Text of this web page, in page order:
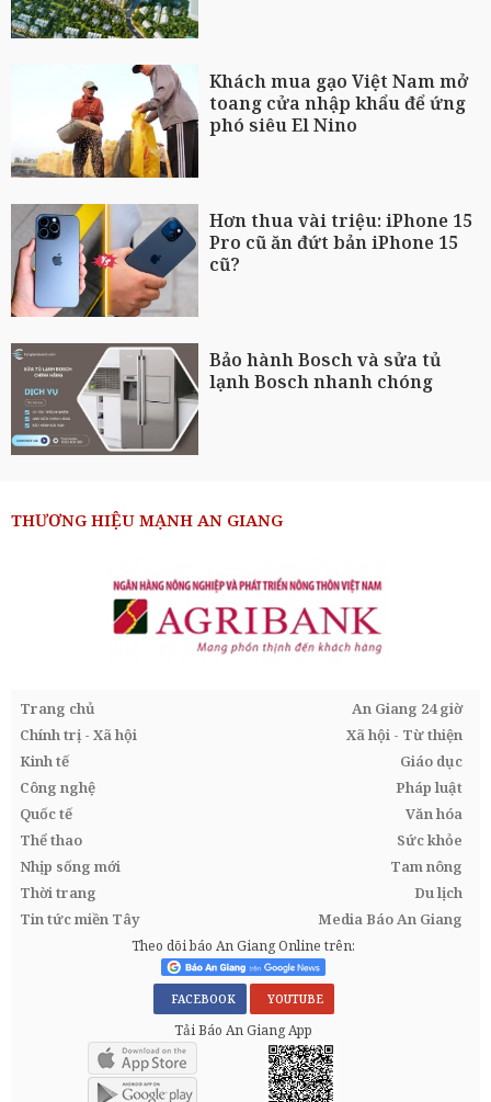
Khách mua gạo Việt Nam mở
toang cửa nhập khẩu để ứng
phó siêu El Nino
Hơn thua vài triệu: iPhone 15
Pro cũ ăn đứt bản iPhone 15
cũ?
Bảo hành Bosch và sửa tủ
lạnh Bosch nhanh chóng
THƯƠNG HIỆU MẠNH AN GIANG
Trang chủ
An Giang 24 giờ
Chính trị - Xã hội
Xã hội - Từ thiện
Kinh tế
Giáo dục
Công nghệ
Pháp luật
Quốc tế
Văn hóa
Thể thao
Sức khỏe
Nhịp sống mới
Tam nông
Thời trang
Du lịch
Tin tức miền Tây
Media Báo An Giang
Theo dõi báo An Giang Online trên:
FACEBOOK YOUTUBE
Tải Báo An Giang App